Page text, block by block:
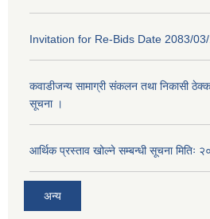
Invitation for Re-Bids Date 2083/
कवाडीजन्य सामाग्री संकलन तथा निकासी
सूचना ।
आर्थिक प्रस्ताव खोल्ने सम्बन्धी सूचना मितिः
अन्य